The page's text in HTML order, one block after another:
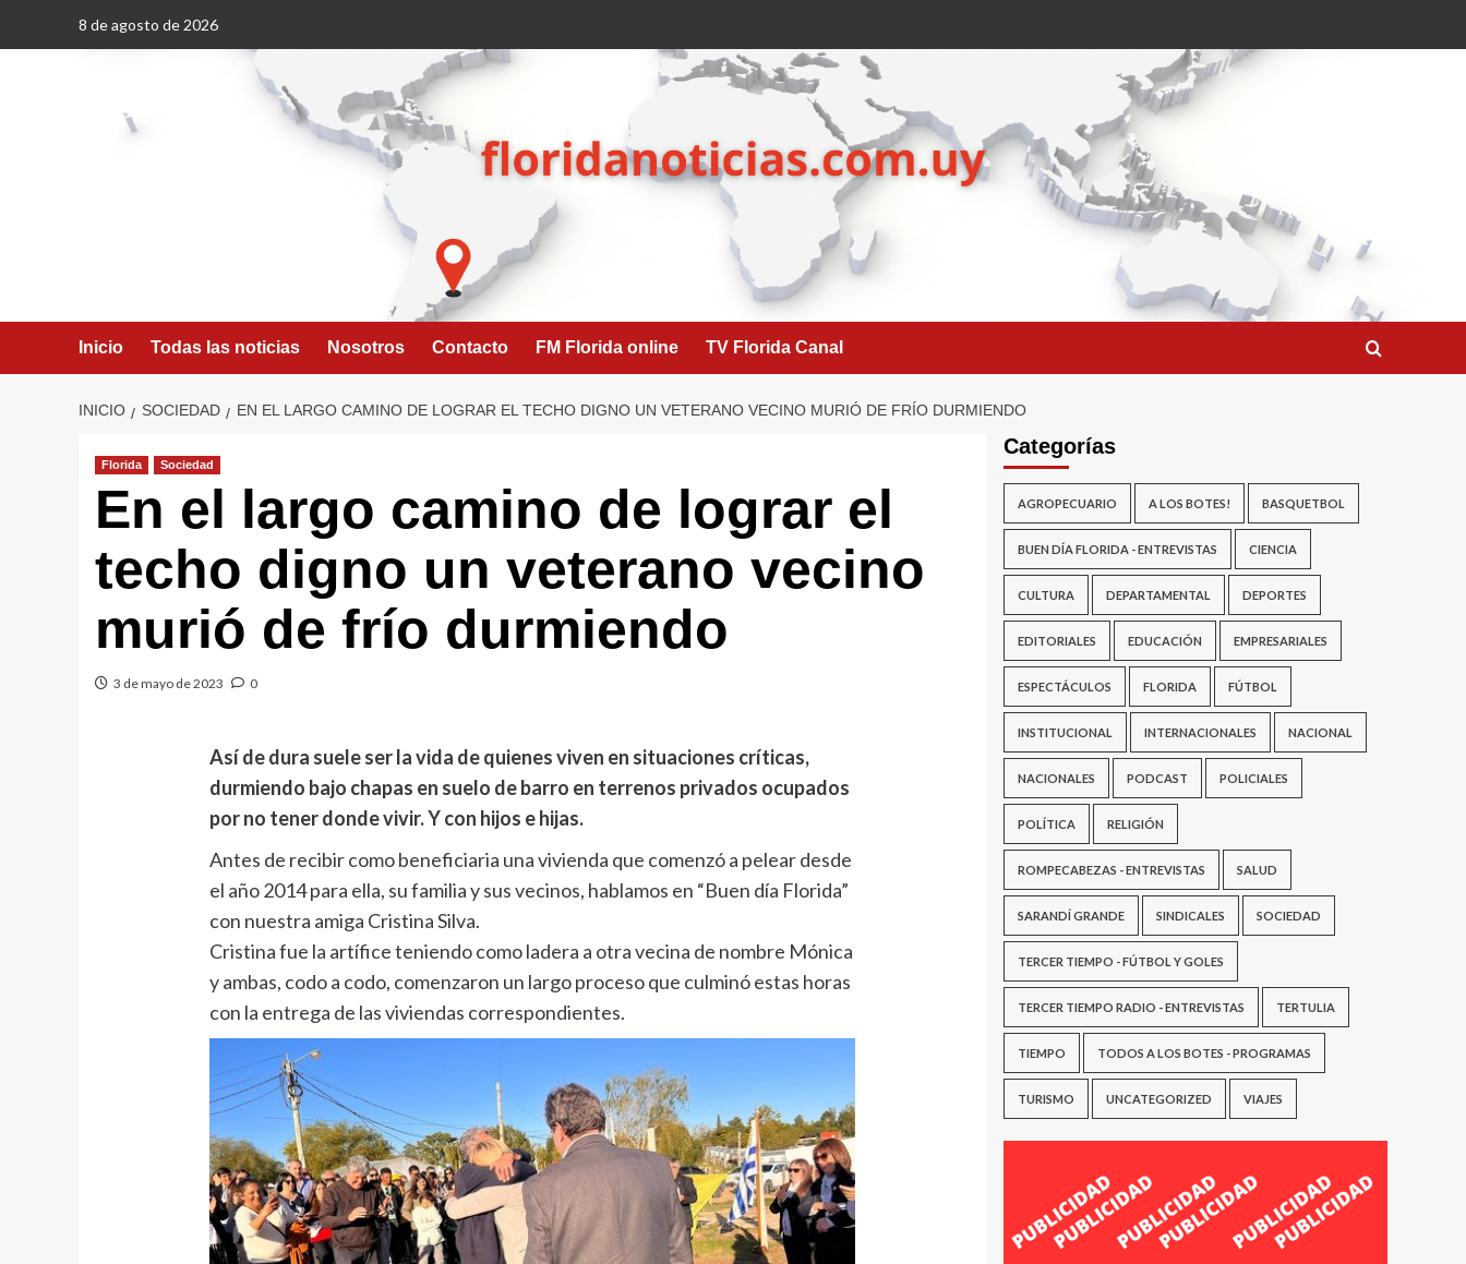
8 de agosto de 2026
Inicio Todas las noticias Nosotros Contacto FM Florida online TV Florida Canal
INICIO SOCIEDAD EN EL LARGO CAMINO DE LOGRAR EL TECHO DIGNO UN VETERANO VECINO MURIÓ DE FRÍO DURMIENDO
Florida Sociedad
En el largo camino de lograr el
techo digno un veterano vecino
murió de frío durmiendo
3 de mayo de 2023 0
Así de dura suele ser la vida de quienes viven en situaciones críticas,
durmiendo bajo chapas en suelo de barro en terrenos privados ocupados
por no tener donde vivir. Y con hijos e hijas.
Antes de recibir como beneficiaria una vivienda que comenzó a pelear desde
el año 2014 para ella, su familia y sus vecinos, hablamos en “Buen día Florida”
con nuestra amiga Cristina Silva.
Cristina fue la artífice teniendo como ladera a otra vecina de nombre Mónica
y ambas, codo a codo, comenzaron un largo proceso que culminó estas horas
con la entrega de las viviendas correspondientes.
Categorías
AGROPECUARIO A LOS BOTES! BASQUETBOL
BUEN DÍA FLORIDA - ENTREVISTAS CIENCIA
CULTURA DEPARTAMENTAL DEPORTES
EDITORIALES EDUCACIÓN EMPRESARIALES
ESPECTÁCULOS FLORIDA FÚTBOL
INSTITUCIONAL INTERNACIONALES NACIONAL
NACIONALES PODCAST POLICIALES
POLÍTICA RELIGIÓN
ROMPECABEZAS - ENTREVISTAS SALUD
SARANDÍ GRANDE SINDICALES SOCIEDAD
TERCER TIEMPO - FÚTBOL Y GOLES
TERCER TIEMPO RADIO - ENTREVISTAS TERTULIA
TIEMPO TODOS A LOS BOTES - PROGRAMAS
TURISMO UNCATEGORIZED VIAJES